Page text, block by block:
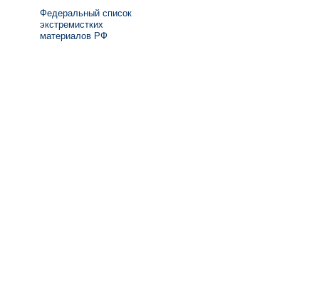
Федеральный список
экстремистких
материалов РФ